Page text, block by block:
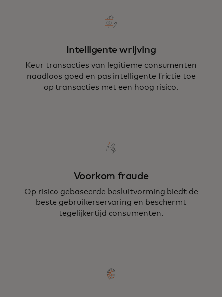
Intelligente wrijving
Keur transacties van legitieme consumenten
naadloos goed en pas intelligente frictie toe
op transacties met een hoog risico.
Voorkom fraude
Op risico gebaseerde besluitvorming biedt de
beste gebruikerservaring en beschermt
tegelijkertijd consumenten.